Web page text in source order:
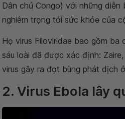
Dân chủ Congo) với những
nghiêm trọng tới sức khỏe của
Họ virus Filoviridae bao gồm ba
sáu loài đã được xác định:
virus gây ra đợt bùng phát dịch
2. Virus Ebola lây